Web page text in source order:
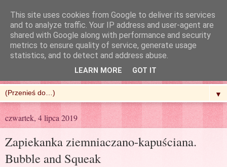
R'n'G Kitchen
▼
czwartek, 4 lipca 2019
Zapiekanka ziemniaczano-kapuściana.
Bubble and Squeak
This site uses cookies from Google to deliver its services
and to analyze traffic. Your IP address and user-agent are
shared with Google along with performance and security
metrics to ensure quality of service, generate usage
statistics, and to detect and address abuse.
LEARN MORE GOT IT